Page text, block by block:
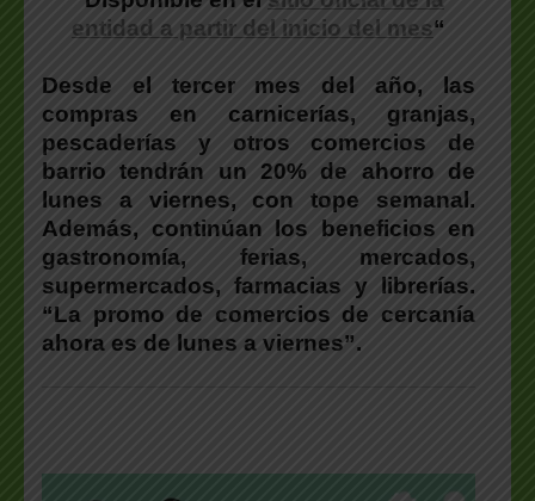
entidad a partir del inicio del mes“
Desde el tercer mes del año, las
compras en carnicerías, granjas,
pescaderías y otros comercios de
barrio tendrán un 20% de ahorro de
lunes a viernes, con tope semanal.
Además, continúan los beneficios en
gastronomía, ferias, mercados,
supermercados, farmacias y librerías.
“La promo de comercios de cercanía
ahora es de lunes a viernes”.